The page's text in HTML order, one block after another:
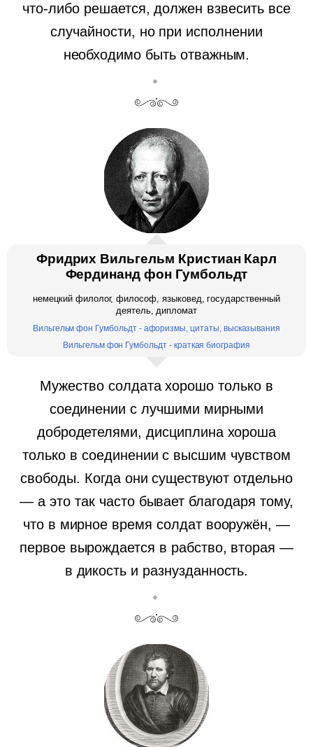
что-либо решается, должен взвесить все
случайности, но при исполнении
необходимо быть отважным.
Фридрих Вильгельм Кристиан Карл
Фердинанд фон Гумбольдт
немецкий филолог, философ, языковед, государственный
деятель, дипломат
Вильгельм фон Гумбольдт - афоризмы, цитаты, высказывания
Вильгельм фон Гумбольдт - краткая биография
Мужество солдата хорошо только в
соединении с лучшими мирными
добродетелями, дисциплина хороша
только в соединении с высшим чувством
свободы. Когда они существуют отдельно
— а это так часто бывает благодаря тому,
что в мирное время солдат вооружён, —
первое вырождается в рабство, вторая —
в дикость и разнузданность.